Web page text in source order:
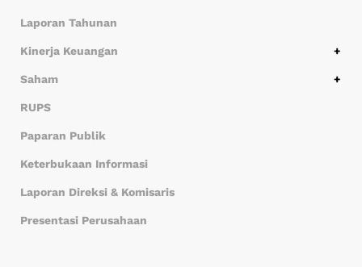
Laporan Tahunan
Kinerja Keuangan
Ikhtisar Keuangan
Laporan Keuangan
Saham
Struktur Saham
Saham Pengendali & Entitas Anak
Kronologi Saham
Riwayat Dividen
RUPS
Paparan Publik
Keterbukaan Informasi
Laporan Direksi & Komisaris
Presentasi Perusahaan